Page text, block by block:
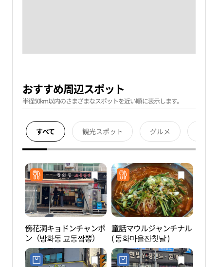
おすすめ周辺スポット
半径50km以内のさまざまなスポットを近い順に表示します。
すべて 観光スポット グルメ
傍花洞キョドンチャンポ
ン（방화동 교동짬뽕）
童話マウルジャンチナル
( 동화마을잔칫날 )